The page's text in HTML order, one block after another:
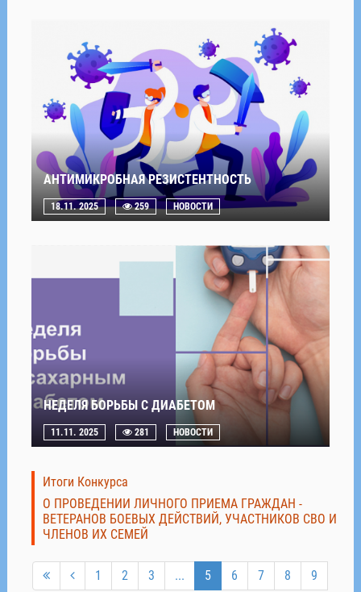
АНТИМИКРОБНАЯ РЕЗИСТЕНТНОСТЬ
18.11. 2025 259 НОВОСТИ
НЕДЕЛЯ БОРЬБЫ С ДИАБЕТОМ
11.11. 2025 281 НОВОСТИ
Итоги Конкурса
О ПРОВЕДЕНИИ ЛИЧНОГО ПРИЕМА ГРАЖДАН -
ВЕТЕРАНОВ БОЕВЫХ ДЕЙСТВИЙ, УЧАСТНИКОВ СВО И
ЧЛЕНОВ ИХ СЕМЕЙ
1 2 3 ... 5 6 7 8 9